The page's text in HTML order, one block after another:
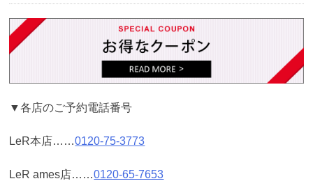
▼各店のご予約電話番号
LeR本店……0120-75-3773
LeR ames店……0120-65-7653